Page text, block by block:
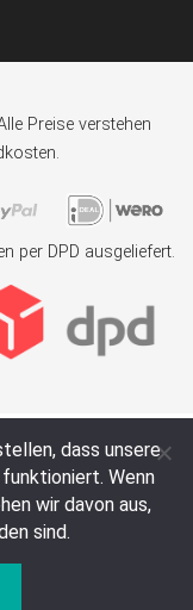
Preise verstehen
per DPD ausgeliefert.
dass unsere
Wenn
wir davon aus,
sind.